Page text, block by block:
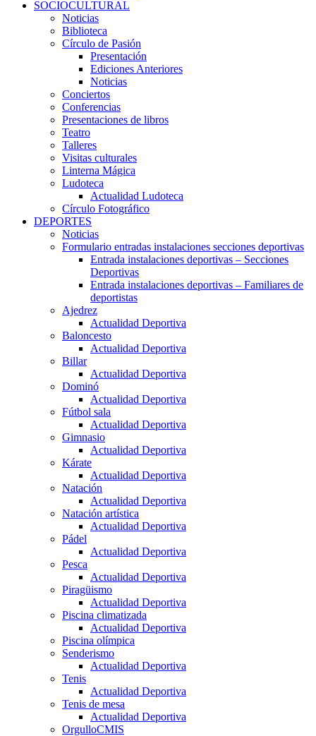
SOCIOCULTURAL
Noticias
Biblioteca
Círculo de Pasión
Presentación
Ediciones Anteriores
Noticias
Conciertos
Conferencias
Presentaciones de libros
Teatro
Talleres
Visitas culturales
Linterna Mágica
Ludoteca
Actualidad Ludoteca
Círculo Fotográfico
DEPORTES
Noticias
Formulario entradas instalaciones secciones deportivas
Entrada instalaciones deportivas – Secciones
Deportivas
Entrada instalaciones deportivas – Familiares de
deportistas
Ajedrez
Actualidad Deportiva
Baloncesto
Actualidad Deportiva
Billar
Actualidad Deportiva
Dominó
Actualidad Deportiva
Fútbol sala
Actualidad Deportiva
Gimnasio
Actualidad Deportiva
Kárate
Actualidad Deportiva
Natación
Actualidad Deportiva
Natación artística
Actualidad Deportiva
Pádel
Actualidad Deportiva
Pesca
Actualidad Deportiva
Piragüismo
Actualidad Deportiva
Piscina climatizada
Actualidad Deportiva
Piscina olímpica
Senderismo
Actualidad Deportiva
Tenis
Actualidad Deportiva
Tenis de mesa
Actualidad Deportiva
OrgulloCMIS